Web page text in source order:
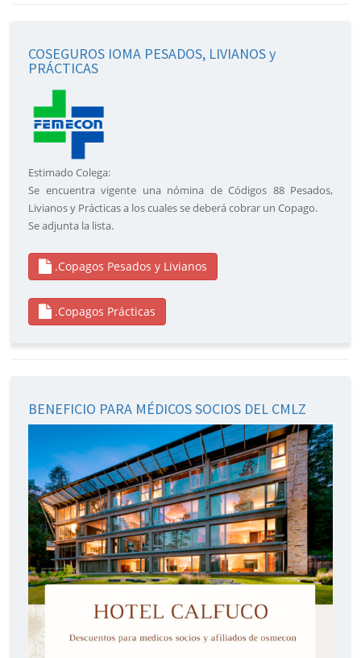
COSEGUROS IOMA PESADOS, LIVIANOS y
PRÁCTICAS
Estimado Colega:
Se encuentra vigente una nómina de Códigos 88 Pesados,
Livianos y Prácticas a los cuales se deberá cobrar un Copago.
Se adjunta la lista.
.Copagos Pesados y Livianos
.Copagos Prácticas
BENEFICIO PARA MÉDICOS SOCIOS DEL CMLZ